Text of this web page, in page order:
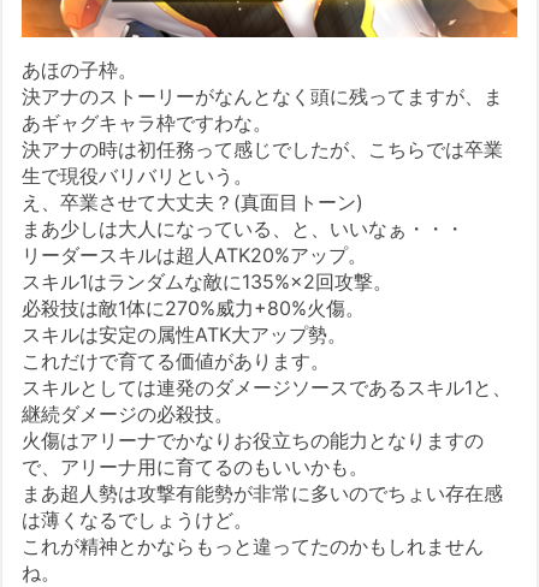
あほの子枠。
決アナのストーリーがなんとなく頭に残ってますが、ま
あギャグキャラ枠ですわな。
決アナの時は初任務って感じでしたが、こちらでは卒業
生で現役バリバリという。
え、卒業させて大丈夫？(真面目トーン)
まあ少しは大人になっている、と、いいなぁ・・・
リーダースキルは超人ATK20%アップ。
スキル1はランダムな敵に135%×2回攻撃。
必殺技は敵1体に270%威力+80%火傷。
スキルは安定の属性ATK大アップ勢。
これだけで育てる価値があります。
スキルとしては連発のダメージソースであるスキル1と、
継続ダメージの必殺技。
火傷はアリーナでかなりお役立ちの能力となりますの
で、アリーナ用に育てるのもいいかも。
まあ超人勢は攻撃有能勢が非常に多いのでちょい存在感
は薄くなるでしょうけど。
これが精神とかならもっと違ってたのかもしれません
ね。